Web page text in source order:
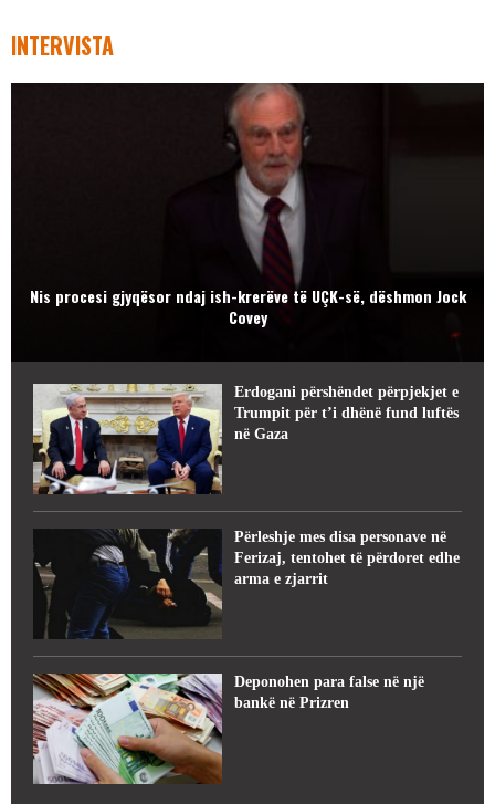
INTERVISTA
Nis procesi gjyqësor ndaj ish-krerëve të UÇK-së, dëshmon Jock
Covey
Erdogani përshëndet përpjekjet e
Trumpit për t’i dhënë fund luftës
në Gaza
Përleshje mes disa personave në
Ferizaj, tentohet të përdoret edhe
arma e zjarrit
Deponohen para false në një
bankë në Prizren